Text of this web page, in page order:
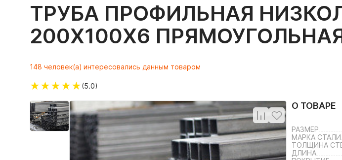
ТРУБА ПРОФИЛЬНАЯ
200Х100Х6
148 человек(а) интересовались данным товаром
★★★★★(5.0)
О ТОВАРЕ
РАЗМЕР
МАРКА СТАЛИ
ТОЛЩИНА
ДЛИНА